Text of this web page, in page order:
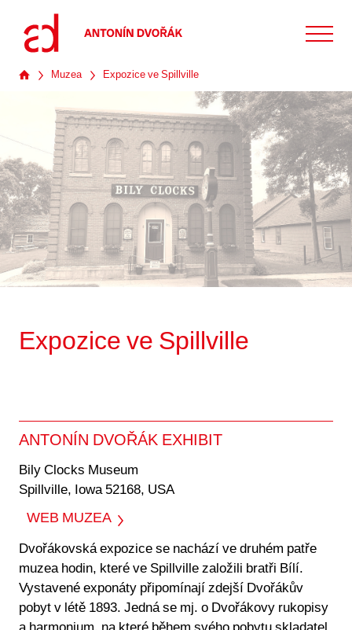
Muzea Expozice ve Spillville
Expozice ve Spillville
ANTONÍN DVOŘÁK EXHIBIT
Bily Clocks Museum
Spillville, Iowa 52168, USA
WEB MUZEA
Dvořákovská expozice se nachází ve druhém patře
muzea hodin, které ve Spillville založili bratři Bílí.
Vystavené exponáty připomínají zdejší Dvořákův
pobyt v létě 1893. Jedná se mj. o Dvořákovy rukopisy